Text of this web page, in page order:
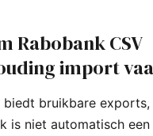
Rabobank CSV
import
biedt bruikbare exports,
is niet automatisch